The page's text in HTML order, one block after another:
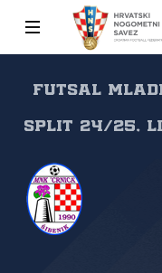
FUTSAL
Split 24/25,